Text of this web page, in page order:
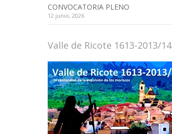
CONVOCATORIA PLENO
12 junio, 2026
Valle de Ricote 1613-2013/14